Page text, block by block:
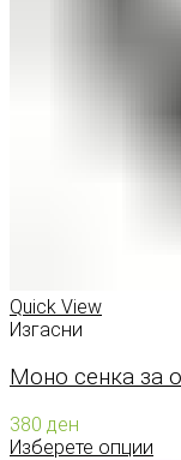
Quick View
Изгасни
Моно сенка за
380 ден
Изберете опции